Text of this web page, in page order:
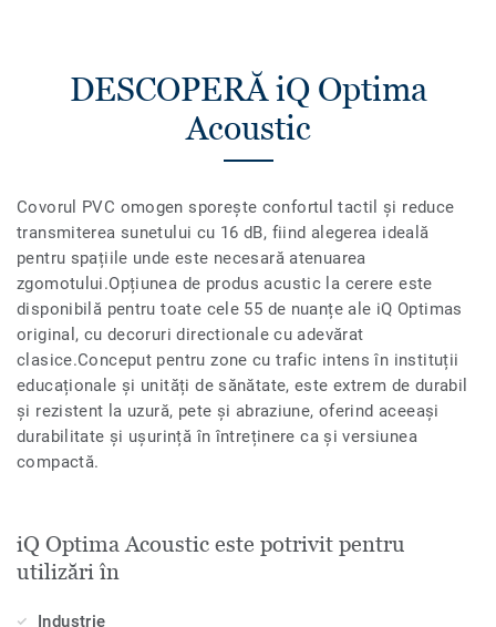
DESCOPERĂ iQ Optima
Acoustic
Covorul PVC omogen sporește confortul tactil și reduce
transmiterea sunetului cu 16 dB, fiind alegerea ideală
pentru spațiile unde este necesară atenuarea
zgomotului.Opțiunea de produs acustic la cerere este
disponibilă pentru toate cele 55 de nuanțe ale iQ Optimas
original, cu decoruri directionale cu adevărat
clasice.Conceput pentru zone cu trafic intens în instituții
educaționale și unități de sănătate, este extrem de durabil
și rezistent la uzură, pete și abraziune, oferind aceeași
durabilitate și ușurință în întreținere ca și versiunea
compactă.
iQ Optima Acoustic este potrivit pentru
utilizări în
Industrie